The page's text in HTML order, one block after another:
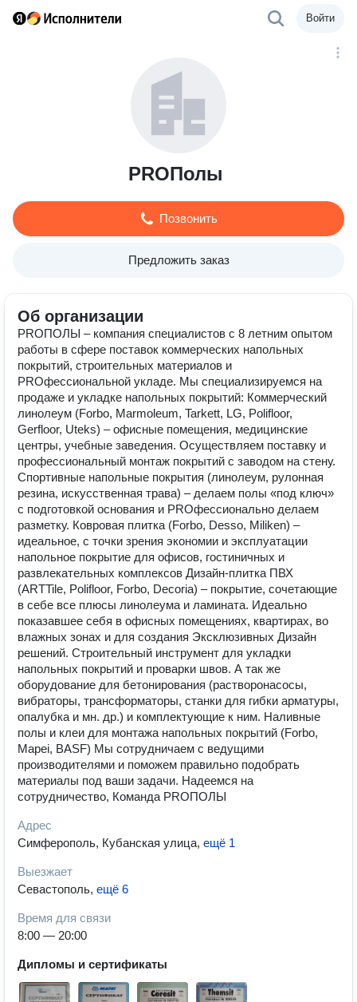
Войти
PROПолы
Позвонить
Предложить заказ
Об организации
PROПОЛЫ – компания специалистов с 8 летним опытом
работы в сфере поставок коммерческих напольных
покрытий, строительных материалов и
PROфессиональной укладе. Мы специализируемся на
продаже и укладке напольных покрытий: Коммерческий
линолеум (Forbo, Marmoleum, Tarkett, LG, Polifloor,
Gerfloor, Uteks) – офисные помещения, медицинские
центры, учебные заведения. Осуществляем поставку и
профессиональный монтаж покрытий с заводом на стену.
Спортивные напольные покрытия (линолеум, рулонная
резина, искусственная трава) – делаем полы «под ключ»
с подготовкой основания и PROфессионально делаем
разметку. Ковровая плитка (Forbo, Desso, Miliken) –
идеальное, с точки зрения экономии и эксплуатации
напольное покрытие для офисов, гостиничных и
развлекательных комплексов Дизайн-плитка ПВХ
(ARTTile, Polifloor, Forbo, Decoria) – покрытие, сочетающие
в себе все плюсы линолеума и ламината. Идеально
показавшее себя в офисных помещениях, квартирах, во
влажных зонах и для создания Эксклюзивных Дизайн
решений. Строительный инструмент для укладки
напольных покрытий и проварки швов. А так же
оборудование для бетонирования (растворонасосы,
вибраторы, трансформаторы, станки для гибки арматуры,
опалубка и мн. др.) и комплектующие к ним. Наливные
полы и клеи для монтажа напольных покрытий (Forbo,
Mapei, BASF) Мы сотрудничаем с ведущими
производителями и поможем правильно подобрать
материалы под ваши задачи. Надеемся на
сотрудничество, Команда PROПОЛЫ
Адрес
Симферополь, Кубанская улица, ещё 1
Выезжает
Севастополь, ещё 6
Время для связи
8:00 — 20:00
Дипломы и сертификаты